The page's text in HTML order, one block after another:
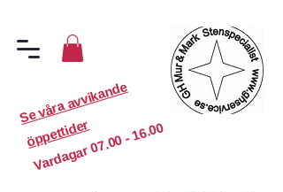
S
e
v
år
a
a
v
vi
k
a
n
d
e
ö
p
p
etti
d
er
Vardagar
07.00 - 16.00